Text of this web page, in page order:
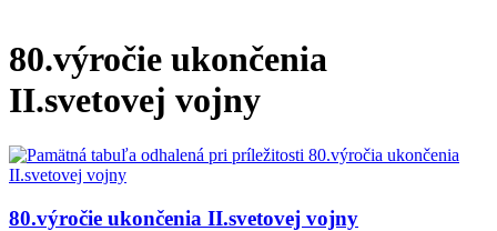
80.výročie ukončenia
II.svetovej vojny
80.výročie ukončenia II.svetovej vojny